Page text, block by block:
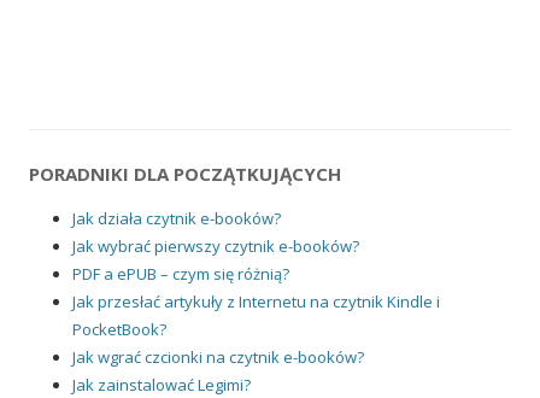
PORADNIKI DLA POCZĄTKUJĄCYCH
Jak działa czytnik e-booków?
Jak wybrać pierwszy czytnik e-booków?
PDF a ePUB – czym się różnią?
Jak przesłać artykuły z Internetu na czytnik Kindle i
PocketBook?
Jak wgrać czcionki na czytnik e-booków?
Jak zainstalować Legimi?